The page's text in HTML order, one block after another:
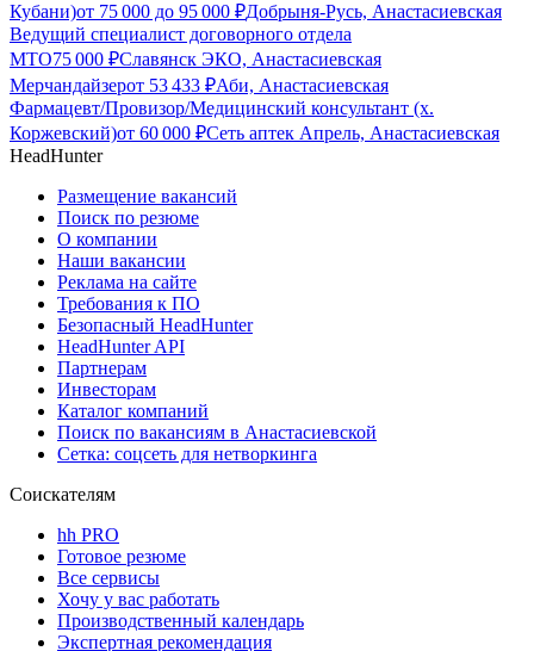
Кубани)от 75 000 до 95 000 ₽Добрыня-Русь, Анастасиевская
Ведущий специалист договорного отдела
МТО75 000 ₽Славянск ЭКО, Анастасиевская
Мерчандайзерот 53 433 ₽Аби, Анастасиевская
Фармацевт/Провизор/Медицинский консультант (х.
Коржевский)от 60 000 ₽Сеть аптек Апрель, Анастасиевская
HeadHunter
Размещение вакансий
Поиск по резюме
О компании
Наши вакансии
Реклама на сайте
Требования к ПО
Безопасный HeadHunter
HeadHunter API
Партнерам
Инвесторам
Каталог компаний
Поиск по вакансиям в Анастасиевской
Сетка: соцсеть для нетворкинга
Соискателям
hh PRO
Готовое резюме
Все сервисы
Хочу у вас работать
Производственный календарь
Экспертная рекомендация